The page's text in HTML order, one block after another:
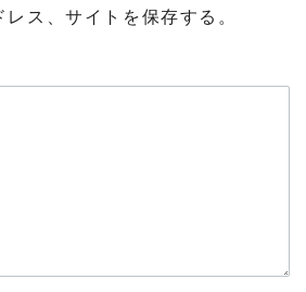
ス、サイトを保存する。